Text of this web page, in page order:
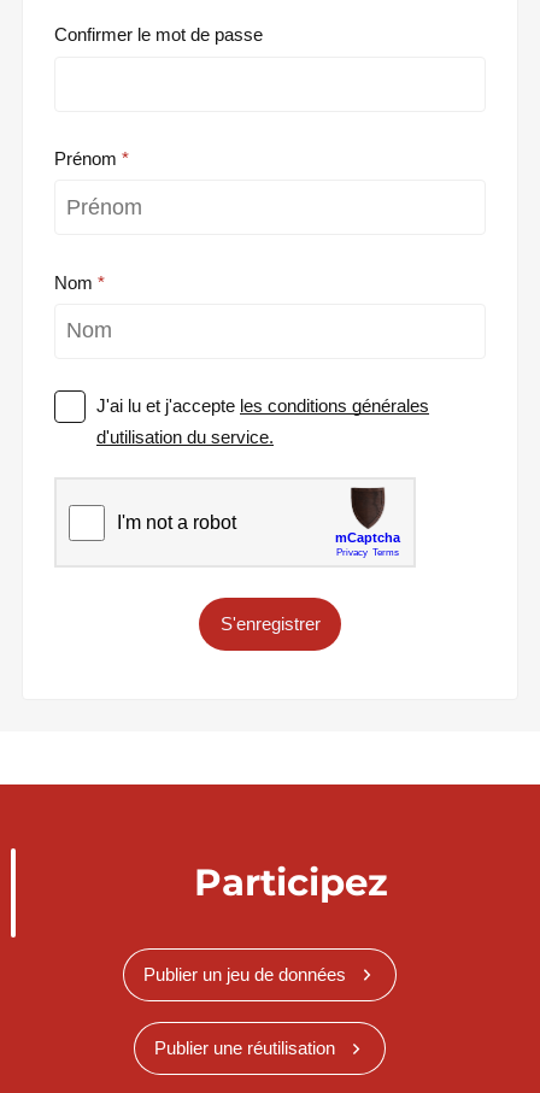
Confirmer le mot de passe
Prénom
Nom
J'ai lu et j'accepte les conditions générales
d'utilisation du service.
S'enregistrer
Participez
Publier un jeu de données
Publier une réutilisation